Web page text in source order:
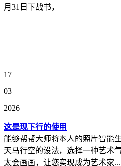
月31日下战书，
17
03
2026
这是现下行的使用
能够帮帮大师将本人的照片智能
天马行空的设法，选择一种艺术
太会画画，让您实现成为艺术家...